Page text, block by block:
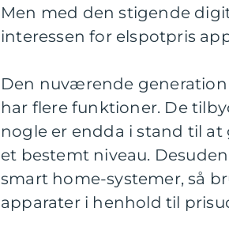
Men med den stigende
interessen for elspotpris
Den nuværende generation
har flere funktioner. De
nogle er endda i stand til
et bestemt niveau.
smart home-systemer, så
apparater i henhold til